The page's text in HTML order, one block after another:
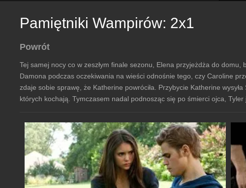
Pamiętniki Wampirów: 2x1
Powrót
Tej samej nocy co w zeszłym finale sezonu, Elena przyjeżdża do
Damona podczas oczekiwania na wieści odnośnie tego, czy Caroline
zdaje sobie sprawę, że Katherine powróciła. Przybycie Katherine
których kochają. Tymczasem nadal podnosząc się po śmierci ojca,